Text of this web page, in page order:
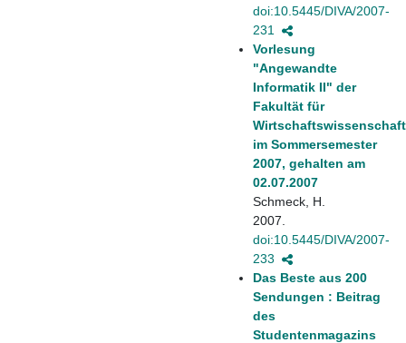
doi:10.5445/DIVA/2007-
231
Vorlesung
"Angewandte
Informatik II" der
Fakultät für
im Sommersemester
2007, gehalten am
02.07.2007
Schmeck, H.
2007.
doi:10.5445/DIVA/2007-
233
Das Beste aus 200
Sendungen : Beitrag
des
Studentenmagazins